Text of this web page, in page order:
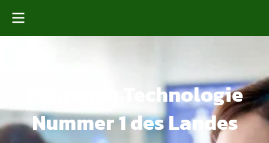
Führende Technologie
Nummer 1 des Landes